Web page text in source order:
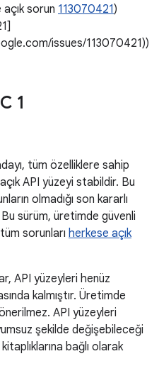
sorun 113070421)
issues/113070421))
1
tüm özelliklere sahip
API yüzeyi stabildir. Bu
olmadığı son kararlı
sürüm, üretimde güvenli
sorunları herkese açık
API yüzeyleri henüz
kalmıştır. Üretimde
önerilmez. API yüzeyleri
şekilde değişebileceği
bağlı olarak